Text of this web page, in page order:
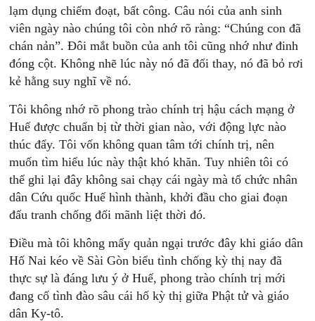
lạm dụng chiếm đoạt, bất công. Câu nói của anh sinh
viên ngày nào chúng tôi còn nhớ rõ ràng: “Chúng con đã
chán nản”. Đôi mắt buồn của anh tôi cũng nhớ như đinh
đóng cột. Không nhẽ lúc này nó đã đổi thay, nó đã bỏ rơi
kẻ hằng suy nghĩ về nó.
Tôi không nhớ rõ phong trào chính trị hậu cách mạng ở
Huế được chuẩn bị từ thời gian nào, với động lực nào
thúc đẩy. Tôi vốn không quan tâm tới chính trị, nên
muốn tìm hiểu lúc này thật khó khăn. Tuy nhiên tôi có
thể ghi lại đây không sai chạy cái ngày mà tổ chức nhân
dân Cứu quốc Huế hình thành, khởi đầu cho giai đoạn
đấu tranh chống đối mãnh liệt thời đó.
Điều mà tôi không mấy quản ngại trước đây khi giáo dân
Hố Nai kéo về Sài Gòn biểu tình chống kỳ thị nay đã
thực sự là đáng lưu ý ở Huế, phong trào chính trị mới
đang cố tình đào sâu cái hố kỳ thị giữa Phật tử và giáo
dân Ky-tô.